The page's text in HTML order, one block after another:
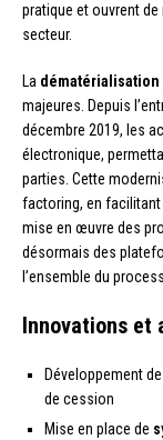
pratique et ouvrent
secteur.
La dématérialisation
majeures. Depuis
décembre 2019, les
électronique,
parties. Cette
factoring, en
mise en œuvre des
désormais des
l’ensemble du
Innovations
Développement de
de cession
Mise en place de